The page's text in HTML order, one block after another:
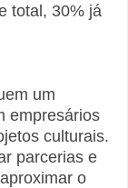
total, 30% já
um
empresários
culturais.
parcerias e
o